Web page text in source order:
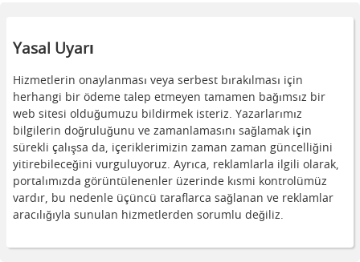
Yasal Uyarı
Hizmetlerin onaylanması veya serbest bırakılması için
herhangi bir ödeme talep etmeyen tamamen bağımsız bir
web sitesi olduğumuzu bildirmek isteriz. Yazarlarımız
bilgilerin doğruluğunu ve zamanlamasını sağlamak için
sürekli çalışsa da, içeriklerimizin zaman zaman güncelliğini
yitirebileceğini vurguluyoruz. Ayrıca, reklamlarla ilgili olarak,
portalımızda görüntülenenler üzerinde kısmi kontrolümüz
vardır, bu nedenle üçüncü taraflarca sağlanan ve reklamlar
aracılığıyla sunulan hizmetlerden sorumlu değiliz.